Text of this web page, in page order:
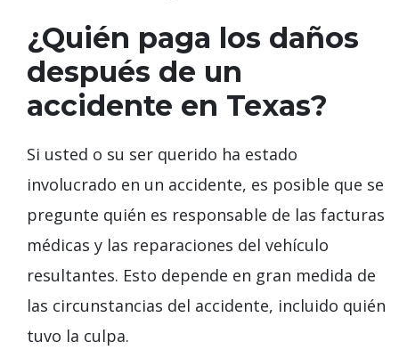
¿Quién paga los daños
después de un
accidente en Texas?
Si usted o su ser querido ha estado
involucrado en un accidente, es posible que se
pregunte quién es responsable de las facturas
médicas y las reparaciones del vehículo
resultantes. Esto depende en gran medida de
las circunstancias del accidente, incluido quién
tuvo la culpa.